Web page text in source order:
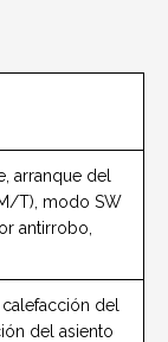
arranque del
T), modo SW
antirrobo,
del
del asiento